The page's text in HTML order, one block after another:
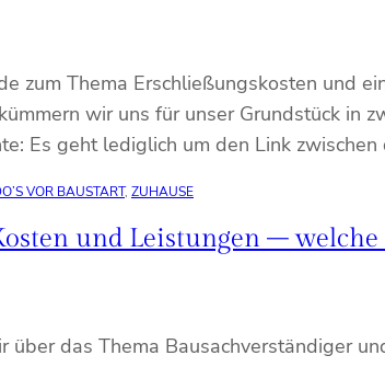
zum Thema Erschließungskosten und
wir uns für unser Grundstück in
Es geht lediglich um den Link
VOR BAUSTART, ZUHAUSE
und Leistungen –
über das Thema Bausachverständiger